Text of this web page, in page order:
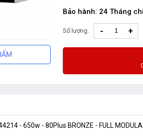
Bảo hành: 24 Tháng
Số lượng: - +
- 650w - 80Plus BRONZE - FULL